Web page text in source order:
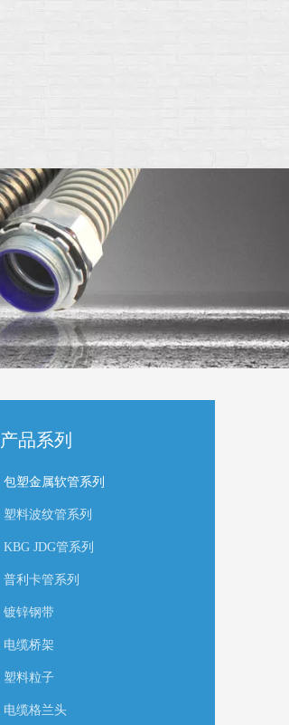
产品系列
包塑金属软管系列
塑料波纹管系列
KBG JDG管系列
普利卡管系列
镀锌钢带
电缆桥架
塑料粒子
电缆格兰头